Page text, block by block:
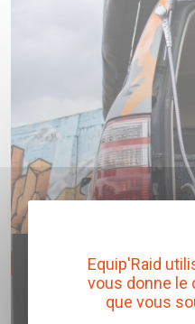
Equip'Raid
vous donne le
que vous